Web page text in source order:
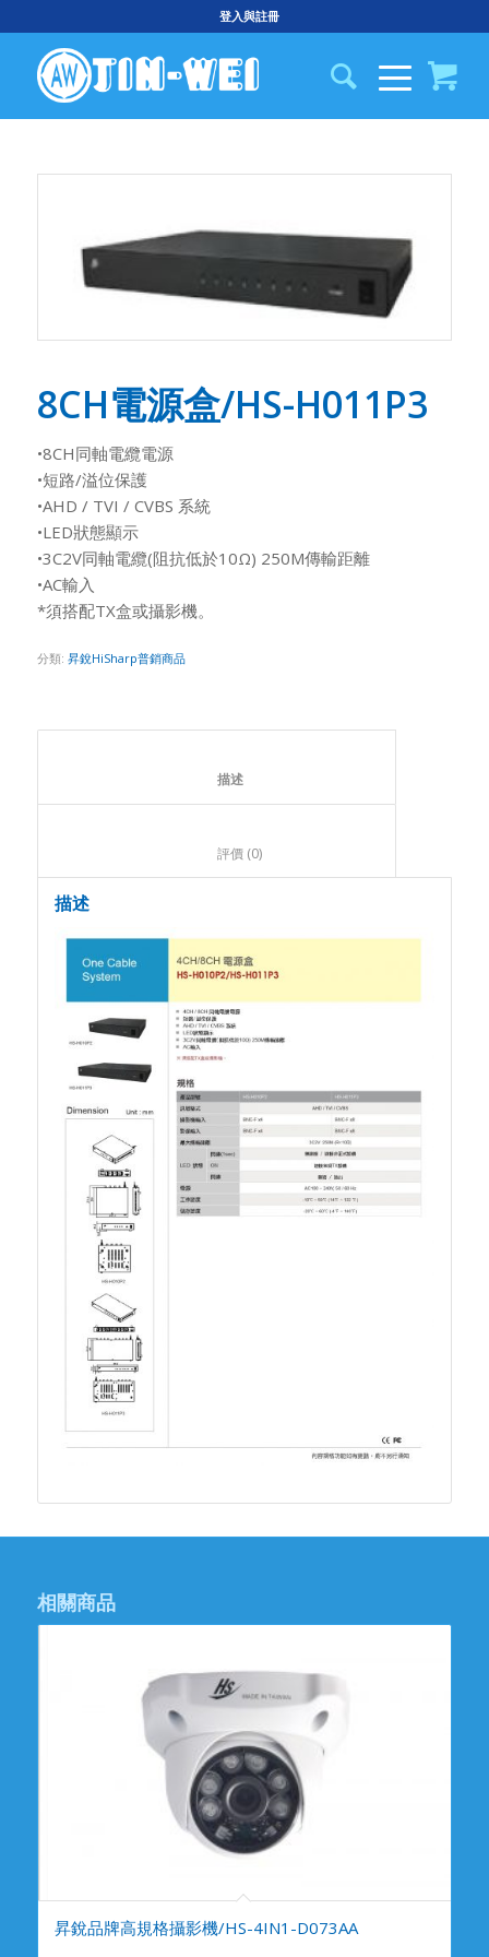
登入與註冊
8CH電源盒/HS-H011P3
•8CH同軸電纜電源
•短路/溢位保護
•AHD / TVI / CVBS 系統
•LED狀態顯示
•3C2V同軸電纜(阻抗低於10Ω) 250M傳輸距離
•AC輸入
*須搭配TX盒或攝影機。
分類: 昇銳HiSharp普銷商品
						描述
						評價 (0)
描述
相關商品
昇銳品牌高規格攝影機/HS-4IN1-D073AA